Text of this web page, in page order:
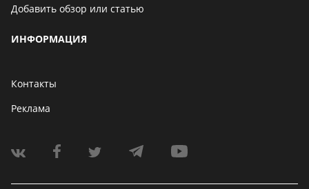
Добавить обзор или статью
ИНФОРМАЦИЯ
Контакты
Реклама